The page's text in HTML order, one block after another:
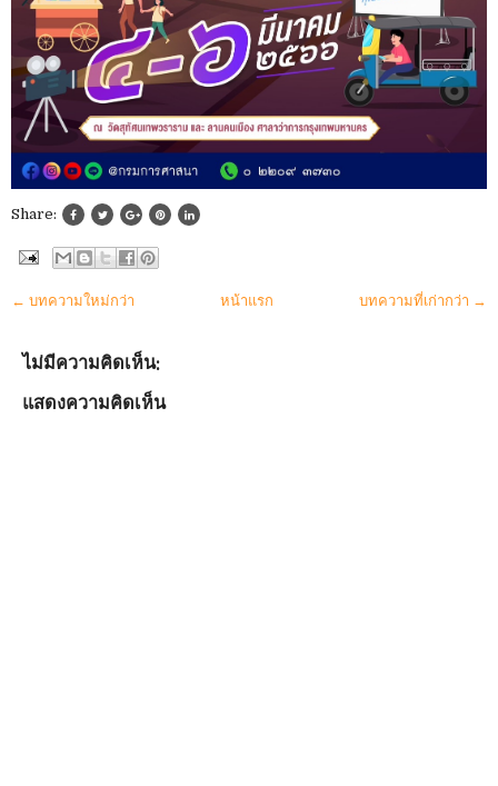
Share:
← บทความใหม่กว่า บทความที่เก่ากว่า →
หน้าแรก
ไม่มีความคิดเห็น:
แสดงความคิดเห็น